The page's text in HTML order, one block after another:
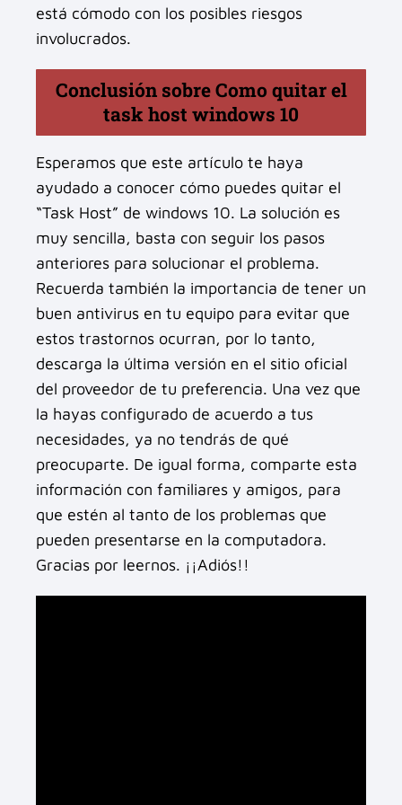
está cómodo con los posibles riesgos
involucrados.
Conclusión sobre Como quitar el
task host windows 10
Esperamos que este artículo te haya
ayudado a conocer cómo puedes quitar el
“Task Host” de windows 10. La solución es
muy sencilla, basta con seguir los pasos
anteriores para solucionar el problema.
Recuerda también la importancia de tener un
buen antivirus en tu equipo para evitar que
estos trastornos ocurran, por lo tanto,
descarga la última versión en el sitio oficial
del proveedor de tu preferencia. Una vez que
la hayas configurado de acuerdo a tus
necesidades, ya no tendrás de qué
preocuparte. De igual forma, comparte esta
información con familiares y amigos, para
que estén al tanto de los problemas que
pueden presentarse en la computadora.
Gracias por leernos. ¡¡Adiós!!